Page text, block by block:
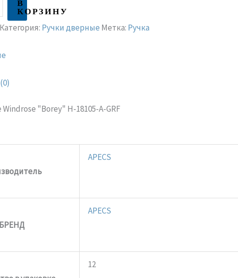
КОРЗИНУ
Категория: Ручки дверные Метка: Ручка
"Borey" H-18105-A-GRF
APECS
БРЕНД
APECS
12